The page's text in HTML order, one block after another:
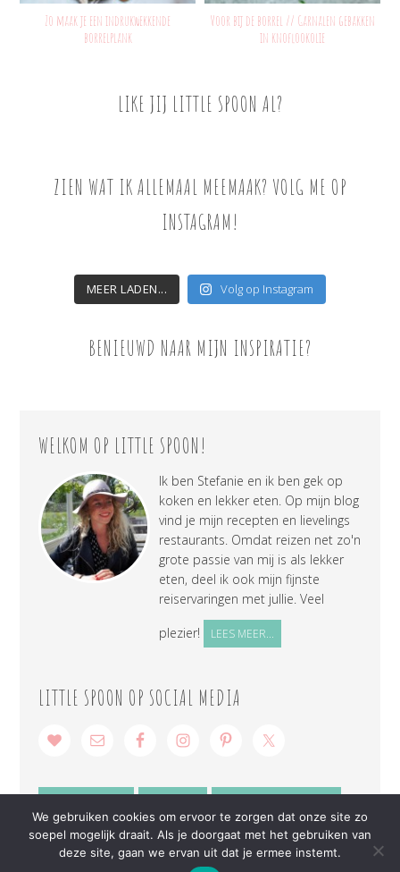
Zo maak je een indrukwekkende
borrelplank
Voor bij de borrel // Garnalen gebakken
in knoflookolie
LIKE JIJ LITTLE SPOON AL?
ZIEN WAT IK ALLEMAAL MEEMAAK? VOLG ME OP
INSTAGRAM!
MEER LADEN... Volg op Instagram
BENIEUWD NAAR MIJN INSPIRATIE?
WELKOM OP LITTLE SPOON!
Ik ben Stefanie en ik ben gek op
koken en lekker eten. Op mijn blog
vind je mijn recepten en lievelings
restaurants. Omdat reizen net zo'n
grote passie van mij is als lekker
eten, deel ik ook mijn fijnste
reiservaringen met jullie. Veel
plezier!
LEES MEER...
LITTLE SPOON OP SOCIAL MEDIA
We gebruiken cookies om ervoor te zorgen dat onze site zo
soepel mogelijk draait. Als je doorgaat met het gebruiken van
deze site, gaan we ervan uit dat je ermee instemt.